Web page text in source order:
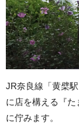
JR奈良線「黄檗
に店を構える『
に佇みます。